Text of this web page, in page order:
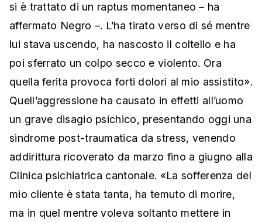
si è trattato di un raptus momentaneo – ha
affermato Negro –. L’ha tirato verso di sé mentre
lui stava uscendo, ha nascosto il coltello e ha
poi sferrato un colpo secco e violento. Ora
quella ferita provoca forti dolori al mio assistito».
Quell’aggressione ha causato in effetti all’uomo
un grave disagio psichico, presentando oggi una
sindrome post-traumatica da stress, venendo
addirittura ricoverato da marzo fino a giugno alla
Clinica psichiatrica cantonale. «La sofferenza del
mio cliente è stata tanta, ha temuto di morire,
ma in quel mentre voleva soltanto mettere in